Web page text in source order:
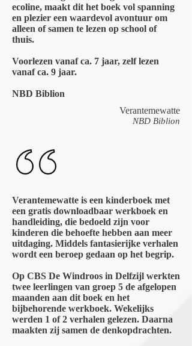
ecoline, maakt dit het boek vol spanning
en plezier een waardevol avontuur om
alleen of samen te lezen op school of
thuis.
Voorlezen vanaf ca. 7 jaar, zelf lezen
vanaf ca. 9 jaar.
NBD Biblion
Verantemewatte
NBD Biblion
Verantemewatte is een kinderboek met
een gratis downloadbaar werkboek en
handleiding, die bedoeld zijn voor
kinderen die behoefte hebben aan meer
uitdaging. Middels fantasierijke verhalen
wordt een beroep gedaan op het begrip.
Op CBS De Windroos in Delfzijl werkten
twee leerlingen van groep 5 de afgelopen
maanden aan dit boek en het
bijbehorende werkboek. Wekelijks
werden 1 of 2 verhalen gelezen. Daarna
maakten zij samen de denkopdrachten.